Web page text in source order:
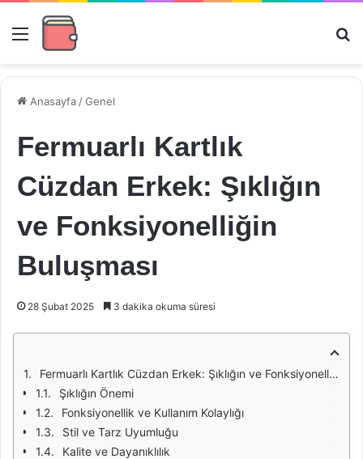
Menü
Anasayfa /Genel
Fermuarlı Kartlık
Cüzdan Erkek: Şıklığın
ve Fonksiyonelliğin
Buluşması
28 Şubat 2025 3 dakika okuma süresi
Fermuarlı Kartlık Cüzdan Erkek: Şıklığın ve Fonksiyonelliğin Buluşması
Şıklığın Önemi
Fonksiyonellik ve Kullanım Kolaylığı
Stil ve Tarz Uyumluğu
Kalite ve Dayanıklılık